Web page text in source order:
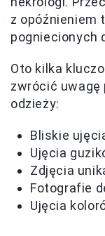
z opóźnieniem
pogniecionych
Oto kilka
zwrócić
odzieży:
Bliskie
Ujęcia
Zdjęcia
Fotografie
Ujęcia